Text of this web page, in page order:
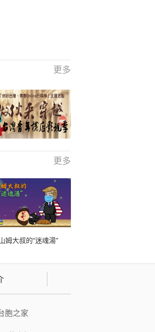
更多
更多
姆大叔的“迷魂湯”
胞之家